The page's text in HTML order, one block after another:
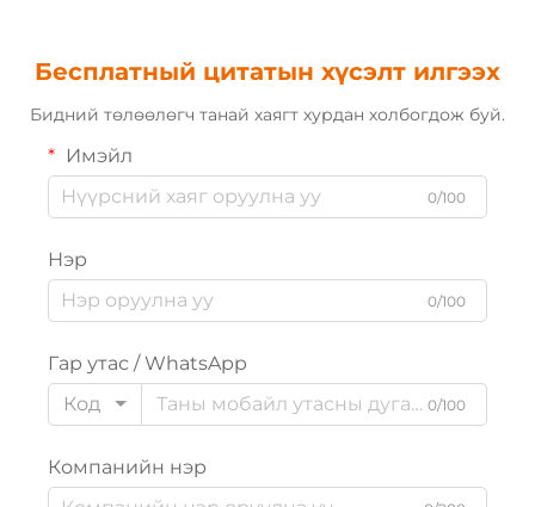
Бесплатный цитатын хүсэлт илгээх
Бидний төлөөлөгч танай хаягт хурдан холбогдож буй.
Имэйл
0/100
Нэр
0/100
Гар утас / WhatsApp
Код
0/100
Компанийн нэр